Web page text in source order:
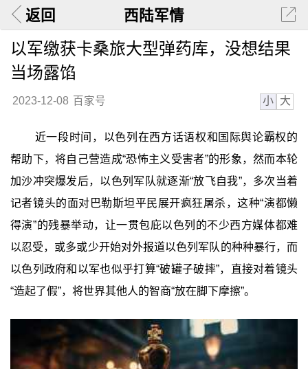
返回 西陆军情
以军缴获卡桑旅大型弹药库，没想结果
当场露馅
2023-12-08 百家号 小 大
近一段时间，以色列在西方话语权和国际舆论霸权的
帮助下，将自己营造成“恐怖主义受害者”的形象，然而本轮
加沙冲突爆发后，以色列军队就逐渐“放飞自我”，多次当着
记者镜头的面对巴勒斯坦平民展开疯狂屠杀，这种“演都懒
得演”的残暴举动，让一贯包庇以色列的不少西方媒体都难
以忍受，或多或少开始对外报道以色列军队的种种暴行，而
以色列政府和以军也似乎打算“破罐子破摔”，直接对着镜头
“造起了假”，将世界其他人的智商“放在脚下摩擦”。